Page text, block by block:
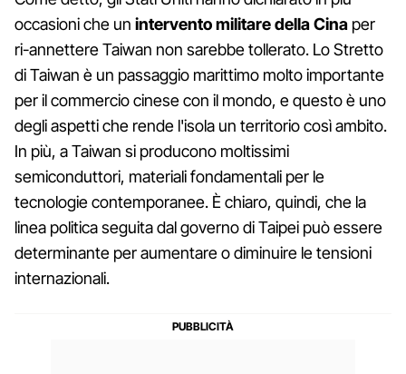
occasioni che un intervento militare della Cina per
ri-annettere Taiwan non sarebbe tollerato. Lo Stretto
di Taiwan è un passaggio marittimo molto importante
per il commercio cinese con il mondo, e questo è uno
degli aspetti che rende l'isola un territorio così ambito.
In più, a Taiwan si producono moltissimi
semiconduttori, materiali fondamentali per le
tecnologie contemporanee. È chiaro, quindi, che la
linea politica seguita dal governo di Taipei può essere
determinante per aumentare o diminuire le tensioni
internazionali.